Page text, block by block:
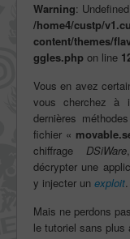
Warning:
/home4/custp/
content/themes/
ggles.php on line
Vous en avez
vous cherchez à
dernières
fichier «
chiffrage DSiWare
décrypter une
y injecter un exploit.
Mais ne perdons
le tutoriel sans plus